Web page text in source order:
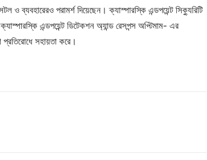
ও ব্যবহারেরও পরামর্শ দিয়েছেন। ক্যাস্পারস্কি এন্ডপয়েন্ট সিক্যুরিটি
এন্ডপয়েন্ট ডিটেকশন অ্যান্ড রেসপন্স অপ্টিমাম- এর
প্রতিরোধে সহায়তা করে।